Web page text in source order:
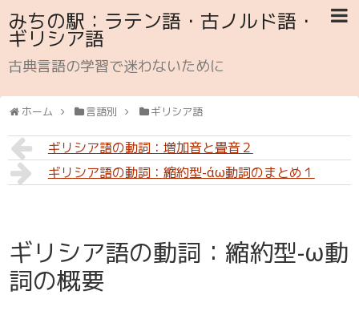
みちの駅：ラテン語・古ノルド語・
ギリシア語
古典言語の学習で迷わないために
ホーム 言語別 ギリシア語
ギリシア語の動詞：増加音と畳音２
ギリシア語の動詞：縮約型-άω動詞のまとめ１
ギリシア語の動詞：縮約型-ω動
詞の概要